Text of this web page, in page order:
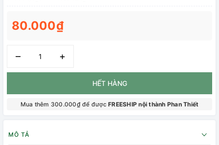
80.000₫
– +
HẾT HÀNG
Mua thêm 300.000₫ để đượcFREESHIP nội thành Phan Thiết
MÔ TẢ